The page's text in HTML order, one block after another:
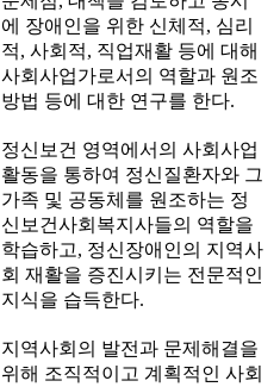
에 장애인을 위한 신체적, 심리
적, 사회적, 직업재활 등에 대해
사회사업가로서의 역할과 원조
방법 등에 대한 연구를 한다.
정신보건 영역에서의 사회사업
활동을 통하여 정신질환자와 그
가족 및 공동체를 원조하는 정
신보건사회복지사들의 역할을
학습하고, 정신장애인의 지역사
회 재활을 증진시키는 전문적인
지식을 습득한다.
지역사회의 발전과 문제해결을
위해 조직적이고 계획적인 사회